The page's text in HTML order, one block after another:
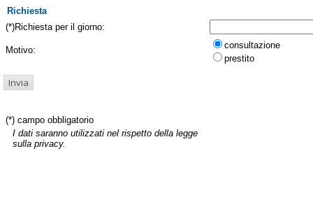
Richiesta
(*)Richiesta per il giorno:
Motivo:
consultazione
prestito
(*) campo obbligatorio
I dati saranno utilizzati nel rispetto della legge
sulla privacy.